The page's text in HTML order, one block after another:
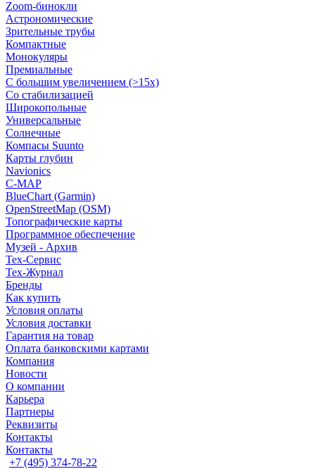
Zoom-бинокли
Астрономические
Зрительные трубы
Компактные
Монокуляры
Премиальные
С большим увеличением (>15x)
Со стабилизацией
Широкопольные
Универсальные
Солнечные
Компасы Suunto
Карты глубин
Navionics
C-MAP
BlueChart (Garmin)
OpenStreetMap (OSM)
Топографические карты
Программное обеспечение
Музей - Архив
Tex-Сервис
Тех-Журнал
Бренды
Как купить
Условия оплаты
Условия доставки
Гарантия на товар
Оплата банковскими картами
Компания
Новости
О компании
Карьера
Партнеры
Реквизиты
Контакты
Контакты
+7 (495) 374-78-22